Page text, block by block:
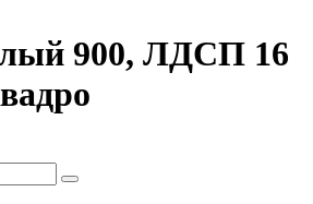
900, ЛДСП 16